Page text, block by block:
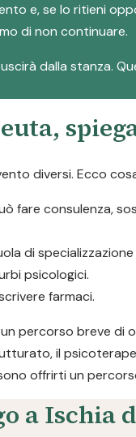
e, se lo ritieni
di non continuare.
dalla stanza.
diversi. Ecco
fare consulenza,
di
psicologici.
farmaci.
percorso breve
il
offrirti un
a Ischia